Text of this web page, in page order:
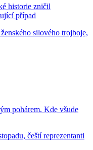
historie zničil
případ
silového trojboje,
pohárem. Kde všude
čeští reprezentanti